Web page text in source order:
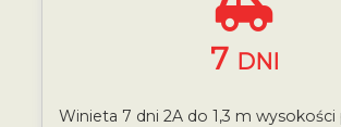
7 DNI
Winieta 7 dni 2A do 1,3 m